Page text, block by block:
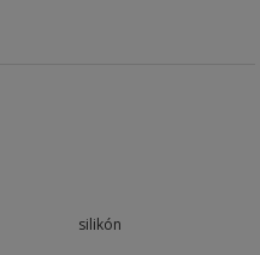
silikón